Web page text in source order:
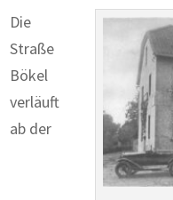
Die
Straße
Bökel
verläuft
ab der